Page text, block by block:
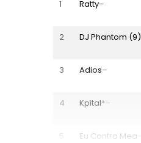
1 Ratty–
2 DJ Phantom (9)
3 Adios–
4 Kpital*–
5 Eu Contra Mea